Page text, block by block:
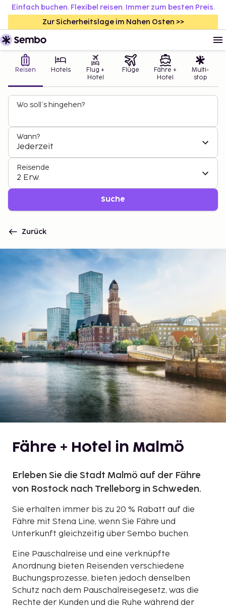
Einfach buchen. Flexibel reisen. Immer zum besten Preis.
Zur Sicherheitslage im Nahen Osten >>
Reisen Hotels
Flug +
Hotel
Flüge
Fähre +
Hotel
Multi-
stop
Wo soll’s hingehen?
Wann?
Jederzeit
Reisende
2 Erw.
Suche
Zurück
Fähre + Hotel in Malmö
Erleben Sie die Stadt Malmö auf der Fähre
von Rostock nach Trelleborg in Schweden.
Sie erhalten immer bis zu 20 % Rabatt auf die
Fähre mit Stena Line, wenn Sie Fähre und
Unterkunft gleichzeitig über Sembo buchen.
Eine Pauschalreise und eine verknüpfte
Anordnung bieten Reisenden verschiedene
Buchungsprozesse, bieten jedoch denselben
Schutz nach dem Pauschalreisegesetz, was die
Rechte der Kunden und die Ruhe während der